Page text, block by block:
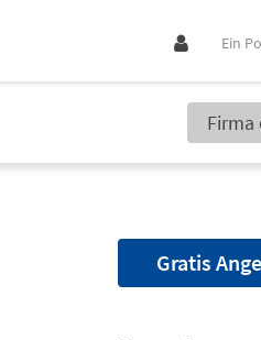
Ein
Firma
Gratis